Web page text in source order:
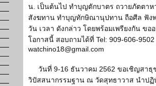
น. เป็นต้นไป ทำบุญตักบาตร ถวายภัตตาห
สังฆทาน ทำบุญทักษิณานุปทาน ถือศีล ฟัง
วัน เวลา ดังกล่าว โดยพร้อมเพรียงกัน ข
โอกาสนี้ สอบถามได้ที่ Tel: 909-606-9502
watchino18@gmail.com
วันที่ 9-16 ธันวาคม 2562 ขอเชิญสา
วิปัสสนากรรมฐาน ณ วัดสุทธาวาส นำปฏิ